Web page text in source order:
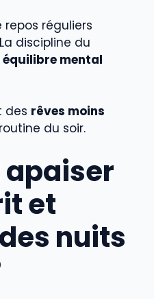
réguliers
discipline du
mental
des rêves moins
du soir.
et
nuits